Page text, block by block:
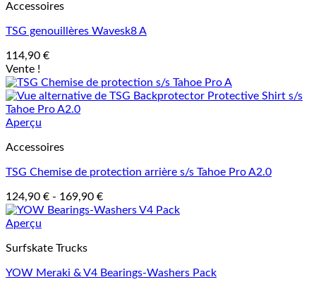
Accessoires
TSG genouillères Wavesk8 A
114,90 €
Vente !
Aperçu
Accessoires
TSG Chemise de protection arrière s/s Tahoe Pro A2.0
124,90 € - 169,90 €
Aperçu
Surfskate Trucks
YOW Meraki & V4 Bearings-Washers Pack